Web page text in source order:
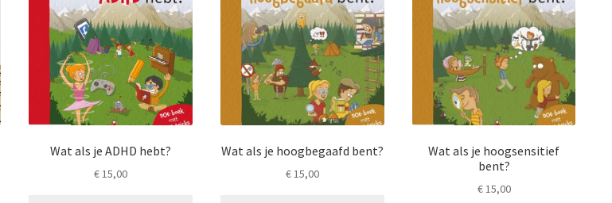
Wat als je ADHD hebt?
€15,00
Wat als je hoogbegaafd bent?
€15,00
Wat als je hoogsensitief
bent?
€15,00